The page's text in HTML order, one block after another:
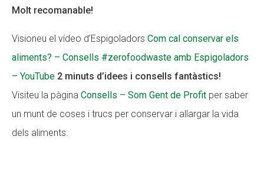
Molt recomanable!
Visioneu el vídeo d’Espigoladors Com cal conservar els
aliments? – Consells #zerofoodwaste amb Espigoladors
– YouTube 2 minuts d’idees i consells fantàstics!
Visiteu la pàgina Consells – Som Gent de Profit per saber
un munt de coses i trucs per conservar i allargar la vida
dels aliments.